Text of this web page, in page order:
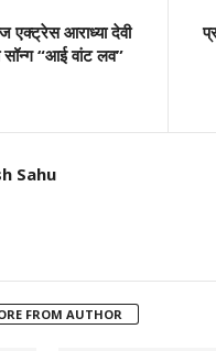
एक्ट्रेस आराध्या देवी
सॉन्ग “आई वांट लव”
Sahu
FROM AUTHOR